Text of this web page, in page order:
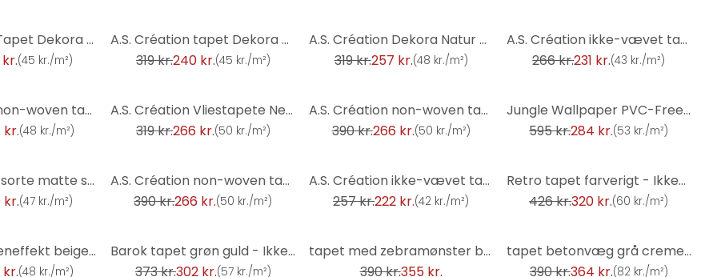
A.S. Création Tapet Dekora Natur 6 Cremet, Gråbrun, Brun
(45 kr./m²)
A.S. Création tapet Dekora Nature 2 Signalhvid, Grå, Kobberbrun
319 kr.240 kr.(45 kr./m²)
A.S. Création Dekora Natur 6 Beige, Grå, Hvide, Metallisk
319 kr.257 kr.(48 kr./m²)
A.S. Création ikke-vævet tapet Bahamas, signal grå
266 kr.231 kr.(43 kr./m²)
A.S. Création non-woven tapet BOS - grafisk tapet mintgrøn, sølv, metallic
kr.(48 kr./m²)
A.S. Création Vliestapete Neue Bude 2.0 Edition 2
319 kr.266 kr.(50 kr./m²)
A.S. Création non-woven tapet BOS - sten tapet mursten tapet mursten tapet grå, hvid
390 kr.266 kr.(50 kr./m²)
Jungle Wallpaper PVC-Free - Palm Tree Wallpaper by A.S. Création Grå Beige Hvid 386384
595 kr.284 kr.(53 kr./m²)
tapet grønne sorte matte striber - skandinavisk moderne non-woven tapet panellook
kr.(47 kr./m²)
A.S. Création non-woven tapet BOS - grafisk tapet 3D effekt grøn, sort, sølv
390 kr.266 kr.(50 kr./m²)
A.S. Création ikke-vævet tapet Life 2 beige, rød, hvid
257 kr.222 kr.(42 kr./m²)
Retro tapet farverigt - Ikke-vævet tapet blomstret retrostil - vintage mønster tapet
426 kr.320 kr.(60 kr./m²)
tapet med steneffekt beige grå - industrielt stentapet - non-woven tapet
(48 kr./m²)
Barok tapet grøn guld - Ikke-vævet tapet med Mønster - elegant mønster tapet
373 kr.302 kr.(57 kr./m²)
tapet med zebramønster beige sort - ikke-vævet tapet med dyreprint - eksotisk tapet
390 kr.355 kr.
tapet betonvæg grå creme - non-woven tapet Industrial Livingwalls - mat og glat
390 kr.364 kr.(82 kr./m²)